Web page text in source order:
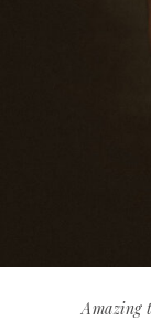
Amazing